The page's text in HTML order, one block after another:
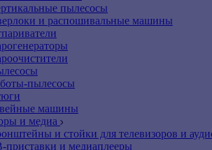
пылесосы
и распошивальные машины
пылесосы
машины
и медиа
и стойки для телевизоров и
приставки и медиаплееры